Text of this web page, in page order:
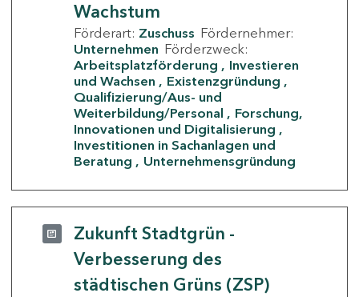
Wachstum
Förderart: Zuschuss Fördernehmer:
Unternehmen Förderzweck:
Arbeitsplatzförderung
Investieren
und Wachsen
Existenzgründung
Qualifizierung/Aus- und
Weiterbildung/Personal
Forschung,
Innovationen und Digitalisierung
Investitionen in Sachanlagen und
Beratung
Unternehmensgründung
Zukunft Stadtgrün -
Verbesserung des
städtischen Grüns (ZSP)